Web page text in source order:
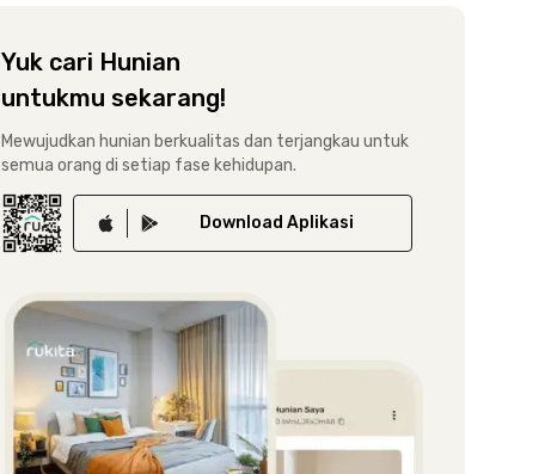
Yuk cari Hunian
untukmu sekarang!
Mewujudkan hunian berkualitas dan terjangkau untuk
semua orang di setiap fase kehidupan.
Download Aplikasi